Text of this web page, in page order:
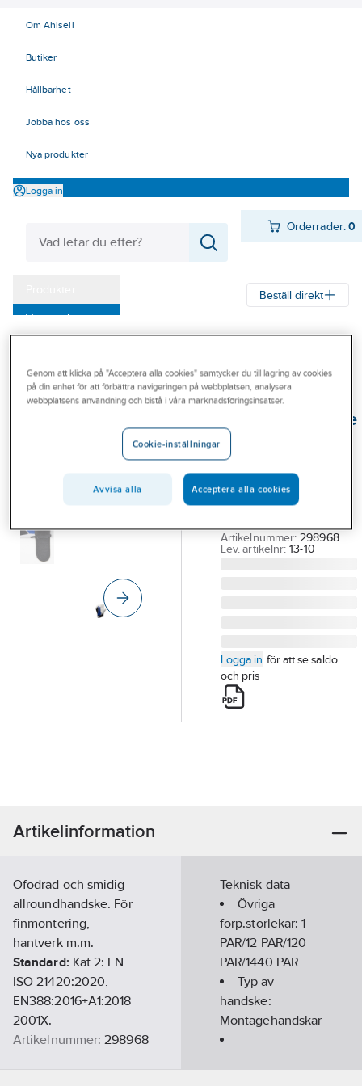
Om Ahlsell
Butiker
Hållbarhet
Jobba hos oss
Nya produkter
Logga in
Orderrader:0
Varumärken
Outlet
Branscher
Beställ direkt
TEGERA®
Montagehandske
MONTAGEHANDSKE
EJENDALS 13
GETNARV/BOMULL
Artikelnummer: 298968
Lev. artikelnr: 13-10
Logga in för att se saldo
och pris
Artikelinformation
Ofodrad och smidig
allroundhandske. För
finmontering,
hantverk m.m.
Standard: Kat 2: EN
ISO 21420:2020,
EN388:2016+A1:2018
2001X.
Artikelnummer: 298968
Teknisk data
Övriga
förp.storlekar:1
PAR/12 PAR/120
PAR/1440 PAR
Typ av
handske:
Montagehandskar
Genom att klicka på "Acceptera alla cookies" samtycker du till lagring av cookies
på din enhet för att förbättra navigeringen på webbplatsen, analysera
webbplatsens användning och bistå i våra marknadsföringsinsatser.
Cookie-inställningar
Avvisa alla Acceptera alla cookies